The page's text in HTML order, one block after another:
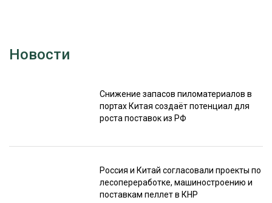
Новости
Снижение запасов пиломатериалов в
портах Китая создаёт потенциал для
роста поставок из РФ
Россия и Китай согласовали проекты по
лесопереработке, машиностроению и
поставкам пеллет в КНР